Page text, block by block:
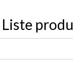
Liste